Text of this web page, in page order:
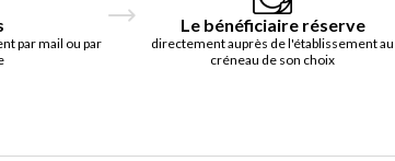
par mail ou par
Le bénéficiaire réserve
directement auprès de l'établissement au
créneau de son choix